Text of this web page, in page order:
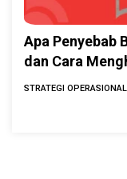
Apa Penyebab
dan Cara
STRATEGI OPERASIONAL